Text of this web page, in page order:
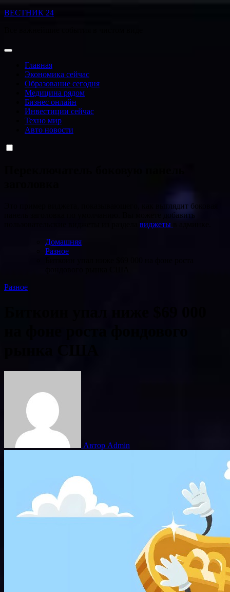
Перейти
ВЕСТНИК 24
Главная
Экономика сейчас
Образование сегодня
Медицина рядом
Бизнес онлайн
Инвестиции сейчас
Техно мир
Авто новости
Это пример виджета, показывающего, как выглядит боковая
панель заголовка по умолчанию. Вы можете добавить
виджеты
Домашняя
Разное
Разное
Автор Admin